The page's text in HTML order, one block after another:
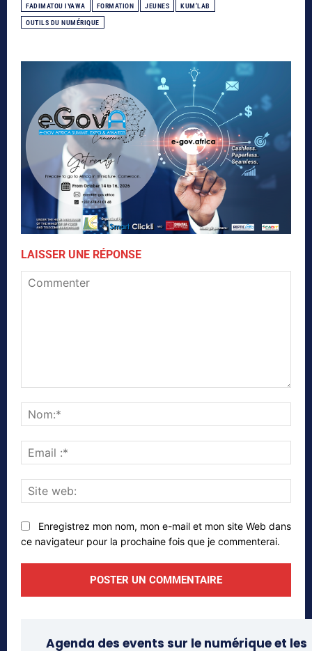
FADIMATOU IYAWA FORMATION JEUNES KUM’LAB
OUTILS DU NUMÉRIQUE
LAISSER UNE RÉPONSE
:*
web:
Enregistrez mon nom, mon e-mail et mon site Web dans
ce navigateur pour la prochaine fois que je commenterai.
Agenda des events sur le numérique et les